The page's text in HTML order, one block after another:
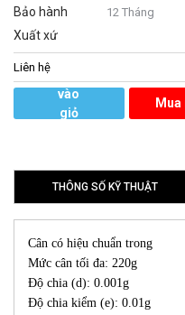
Bảo hành 12 Tháng
Xuất xứ
Liên hệ
vào
giỏ
Mua
THÔNG SỐ KỸ THUẬT
Cân có hiệu chuẩn trong
Mức cân tối đa: 220g
Độ chia (d): 0.001g
Độ chia kiểm (e): 0.01g